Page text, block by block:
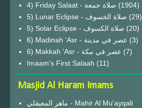
4) Friday Salaat - صلاة جمعة (1904)
5) Lunar Eclipse - صلاة الخسوف (29)
(20)
6) Madinah 'Asr - عصر في مدينة (3)
6) Makkah 'Asr - عصر في مكة (7)
Imaam's First Salaah (11)
Masjid Al Haram Imams
ماهر المعيقلي - Mahir Al Mu'ayqali